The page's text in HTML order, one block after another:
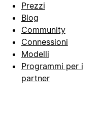
Prezzi
Blog
Community
Connessioni
Modelli
Programmi per i
partner